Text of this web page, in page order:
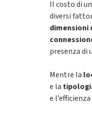
Il costo di
diversi
dimensioni
presenza di
Mentre la
e la
e